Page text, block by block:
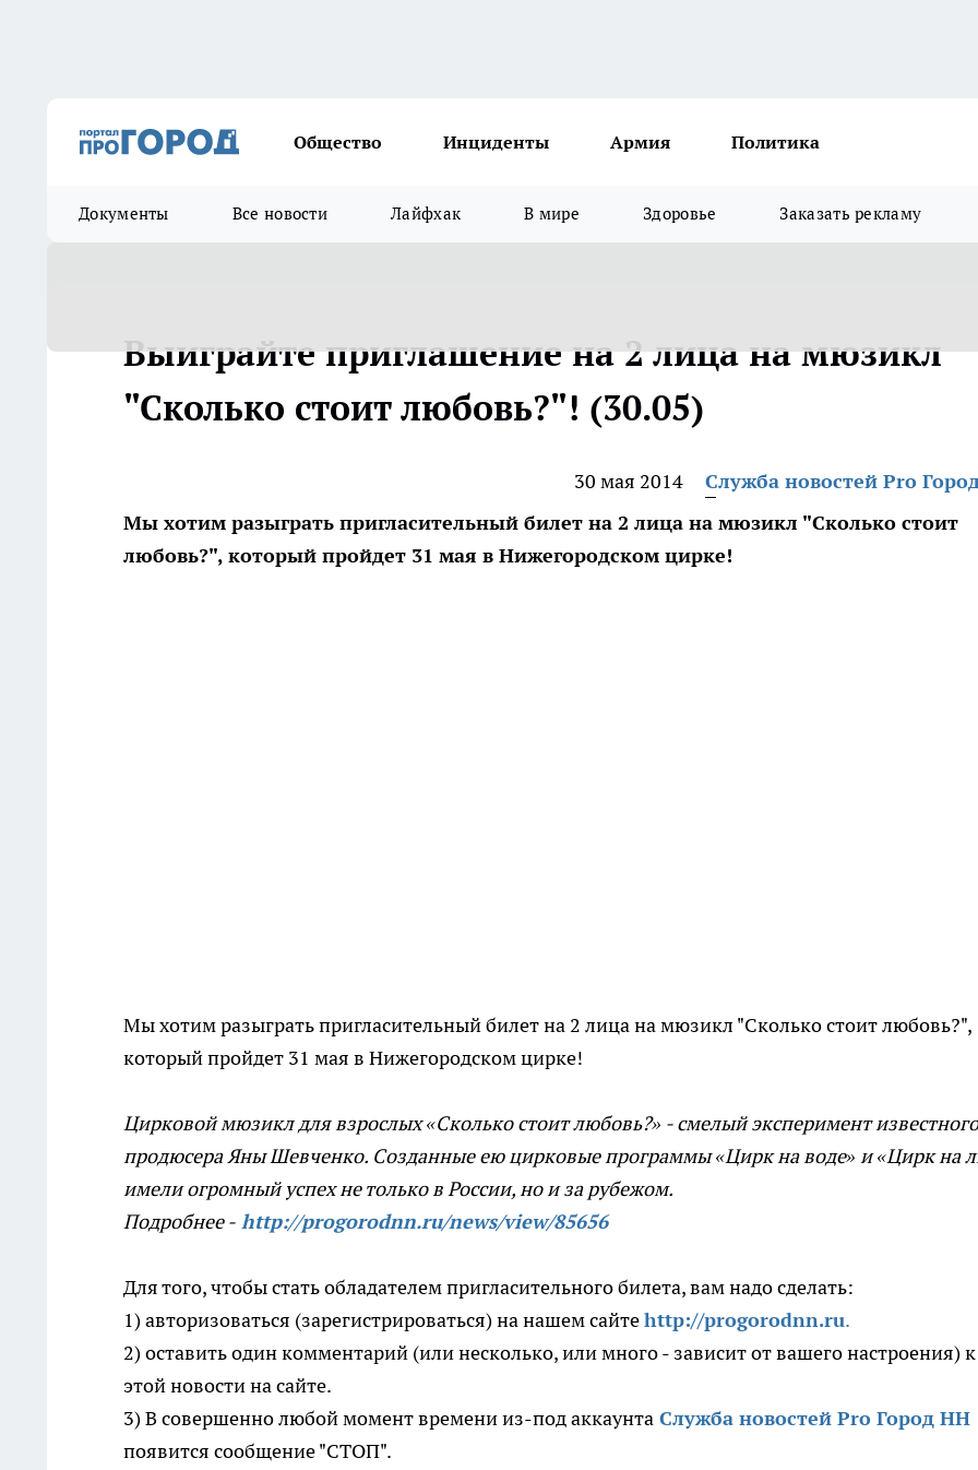
Общество Инциденты Армия Политика
Документы Все новости Лайфхак В мире Здоровье Заказать рекламу
Выиграйте приглашение на 2 лица на мюзикл
"Сколько стоит любовь?"! (30.05)
30 мая 2014
Служба новостей Pro
Мы хотим разыграть пригласительный билет на 2 лица на мюзикл "Сколько стоит
любовь?", который пройдет 31 мая в Нижегородском цирке!
Мы хотим разыграть пригласительный билет на 2 лица на мюзикл "Сколько стоит любовь?",
который пройдет 31 мая в Нижегородском цирке!
Цирковой мюзикл для взрослых «Сколько стоит любовь?» - смелый эксперимент известного
продюсера Яны Шевченко. Созданные ею цирковые программы «Цирк на воде» и «Цирк на
имели огромный успех не только в России, но и за рубежом.
Подробнее - http://progorodnn.ru/news/view/85656
Для того, чтобы стать обладателем пригласительного билета, вам надо сделать:
1) авторизоваться (зарегистрироваться) на нашем сайтеhttp://progorodnn.ru.
2) оставить один комментарий (или несколько, или много - зависит от вашего настроения) к
этой новости на сайте.
3) В совершенно любой момент времени из-под аккаунта Служба новостей Pro Город НН
появится сообщение "СТОП".